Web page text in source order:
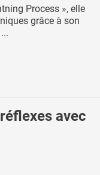
Process », elle
grâce à son
avec